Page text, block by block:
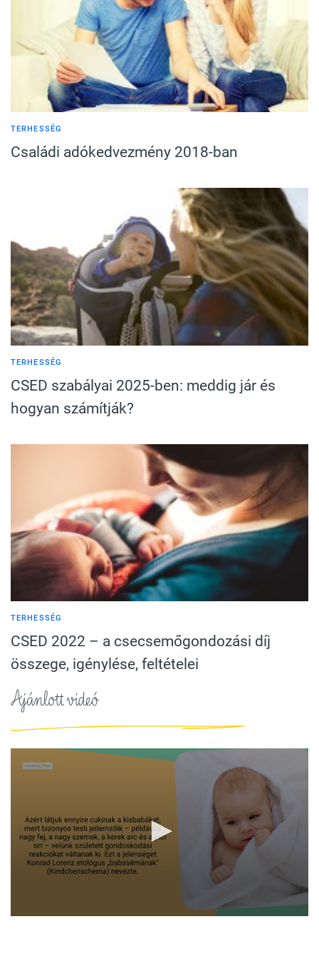
TERHESSÉG
Családi adókedvezmény 2018-ban
TERHESSÉG
CSED szabályai 2025-ben: meddig jár és
hogyan számítják?
TERHESSÉG
CSED 2022 – a csecsemőgondozási díj
összege, igénylése, feltételei
Ajánlott videó